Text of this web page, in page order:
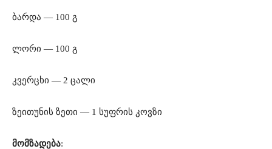
ბარდა — 100 გ
ლორი — 100 გ
კვერცხი — 2 ცალი
ზეითუნის ზეთი — 1 სუფრის კოვზი
მომზადება: